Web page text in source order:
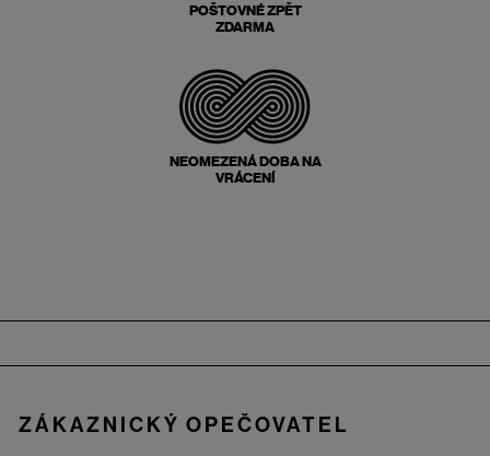
POŠTOVNÉ ZPĚT
ZDARMA
NEOMEZENÁ DOBA NA
VRÁCENÍ
ZÁKAZNICKÝ OPEČOVATEL